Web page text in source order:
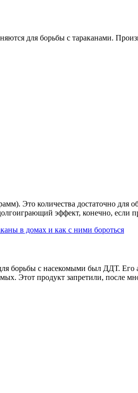
для борьбы с тараканами.
Это количества достаточно для
эффект, конечно, если
в домах и как с ними бороться
борьбы с насекомыми был ДДТ. Его
Этот продукт запретили, после